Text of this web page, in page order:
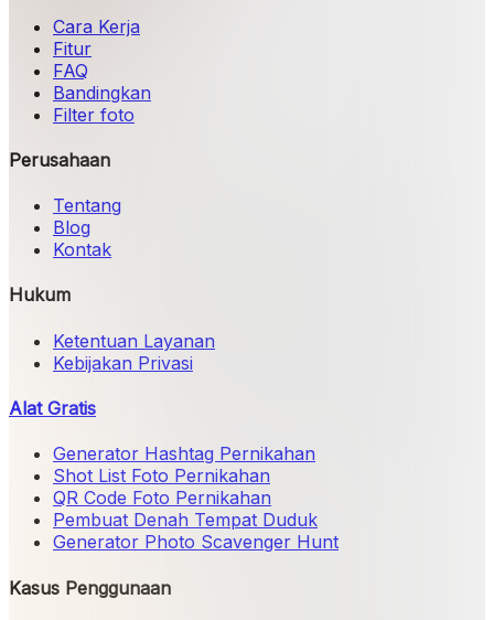
Cara Kerja
Fitur
FAQ
Bandingkan
Filter foto
Perusahaan
Tentang
Blog
Kontak
Hukum
Ketentuan Layanan
Kebijakan Privasi
Alat Gratis
Generator Hashtag Pernikahan
Shot List Foto Pernikahan
QR Code Foto Pernikahan
Pembuat Denah Tempat Duduk
Generator Photo Scavenger Hunt
Kasus Penggunaan